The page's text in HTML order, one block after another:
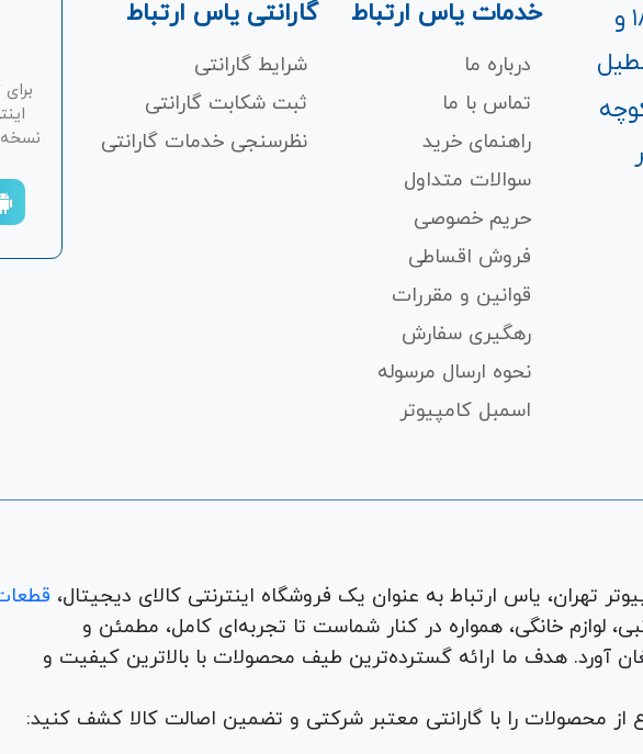
(ساعات کاری از ۱۰ الی ۱۸ و
خدمات یاس ارتباط
درباره ما
تماس با ما
راهنمای خرید
سوالات متداول
حریم خصوصی
فروش اقساطی
قوانین و مقررات
رهگیری سفارش
نحوه ارسال مرسوله
اسمبل کامپیوتر
گارانتی یاس ارتباط
شرایط گارانتی
ثبت شکابت‌ گارانتی
نظرسنجی خدمات گارانتی
نسخه
و لوازم جانبی، لوازم خانگی، همواره در کنار شماست تا تجربه‌ای کامل، مطمئن و
آورد. هدف ما ارائه گسترده‌ترین طیف محصولات با بالاترین کیفیت و
از محصولات را با گارانتی معتبر شرکتی و تضمین اصالت کالا کشف کنید: